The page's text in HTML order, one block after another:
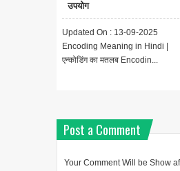
उपयोग
Updated On : 13-09-2025
Encoding Meaning in Hindi |
एन्कोडिंग का मतलब Encodin...
Post a Comment
Your Comment Will be Show